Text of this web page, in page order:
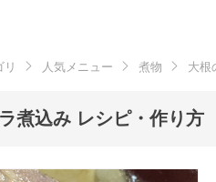
リ 人気メニュー 煮物 大根
煮込み レシピ・作り方